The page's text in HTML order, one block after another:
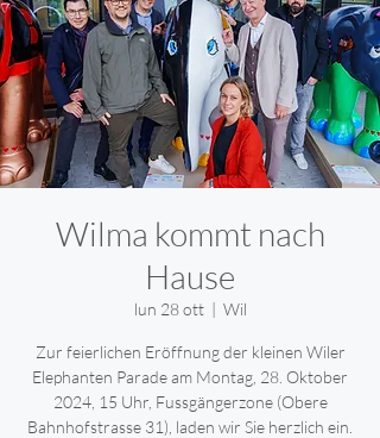
Wilma kommt nach
Hause
lun 28 ott
  |
Wil
Zur feierlichen Eröffnung der kleinen Wiler
Elephanten Parade am Montag, 28. Oktober
2024, 15 Uhr, Fussgängerzone (Obere
Bahnhofstrasse 31), laden wir Sie herzlich ein.